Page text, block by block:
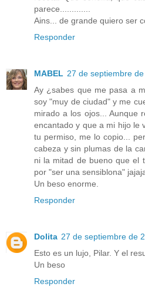
parece.............
Ains... de grande quiero ser
Responder
MABEL 27 de septiembre
Ay ¿sabes que me pasa a
soy "muy de ciudad" y me
mirado a los ojos... Aunque
encantado y que a mi hijo le
tu permiso, me lo copio...
cabeza y sin plumas de la
ni la mitad de bueno que el
por "ser una sensiblona"
Un beso enorme.
Responder
Dolita 27 de septiembre de
Esto es un lujo, Pilar. Y el
Un beso
Responder